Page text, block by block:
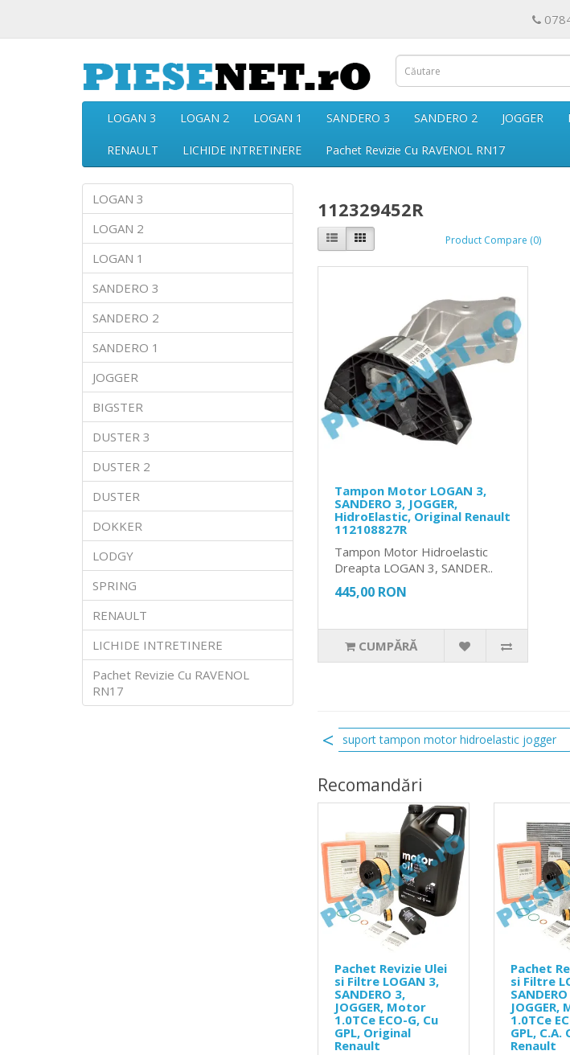
LOGAN 3 LOGAN 2 LOGAN 1 SANDERO 3 SANDERO 2 JOGGER
RENAULT LICHIDE INTRETINERE Pachet Revizie Cu RAVENOL RN17
LOGAN 3
LOGAN 2
LOGAN 1
SANDERO 3
SANDERO 2
SANDERO 1
JOGGER
BIGSTER
DUSTER 3
DUSTER 2
DUSTER
DOKKER
LODGY
SPRING
RENAULT
LICHIDE INTRETINERE
Pachet Revizie Cu RAVENOL
RN17
112329452R
Product Compare (0)
Tampon Motor LOGAN 3,
SANDERO 3, JOGGER,
HidroElastic, Original Renault
112108827R
Tampon Motor Hidroelastic
Dreapta LOGAN 3, SANDER..
445,00 RON
CUMPĂRĂ
suport tampon motor hidroelastic jogger
Recomandări
Pachet Revizie Ulei
si Filtre LOGAN 3,
SANDERO 3,
JOGGER, Motor
1.0TCe ECO-G, Cu
GPL, Original
Renault
Pachet
si Filtre
1.0TCe
GPL,
Renault